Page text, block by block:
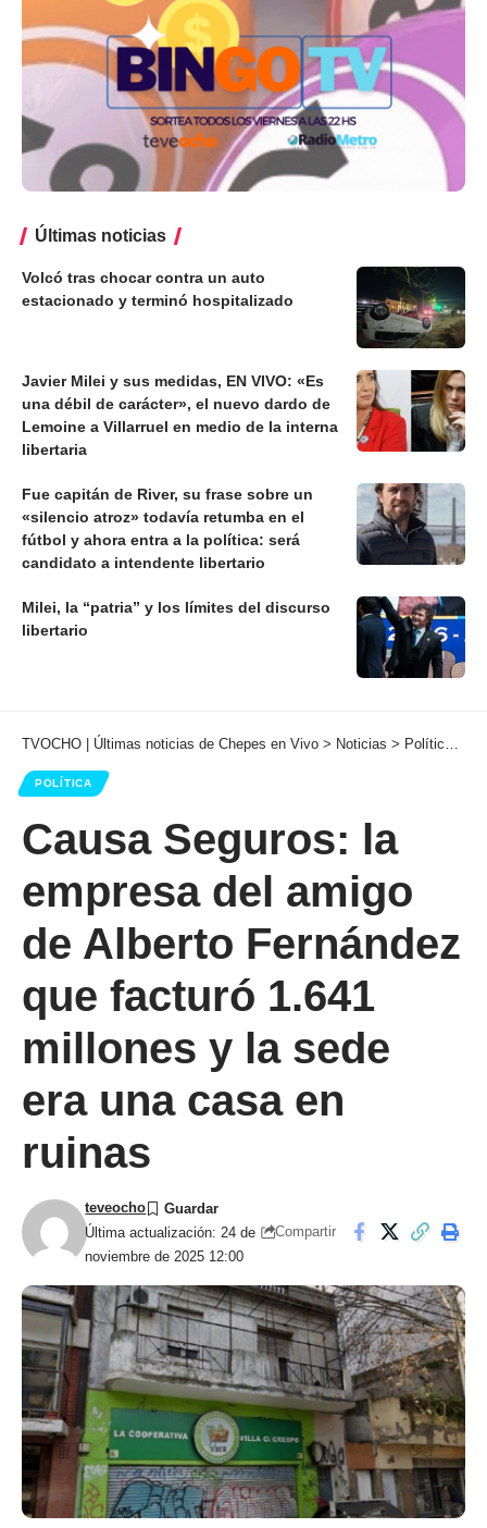
Últimas noticias
Volcó tras chocar contra un auto
estacionado y terminó hospitalizado
Javier Milei y sus medidas, EN VIVO: «Es
una débil de carácter», el nuevo dardo de
Lemoine a Villarruel en medio de la interna
libertaria
Fue capitán de River, su frase sobre un
«silencio atroz» todavía retumba en el
fútbol y ahora entra a la política: será
candidato a intendente libertario
Milei, la “patria” y los límites del discurso
libertario
TVOCHO | Últimas noticias de Chepes en Vivo > Noticias > Política
POLÍTICA
Causa Seguros: la
empresa del amigo
de Alberto Fernández
que facturó 1.641
millones y la sede
era una casa en
ruinas
Última actualización: 24 de
noviembre de 2025 12:00
teveocho
Compartir